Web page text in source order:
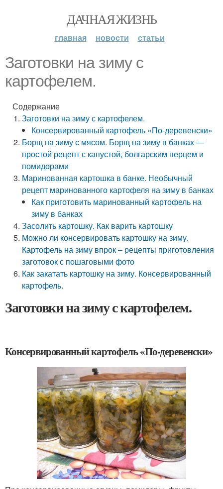
ДАЧНАЯ ЖИЗНЬ
главная новости статьи
Заготовки на зиму с
картофелем.
Содержание
Заготовки на зиму с картофелем.
Консервированный картофель «По-деревенски»
Борщ на зиму с мясом. Борщ на зиму в банках —
простой рецепт с капустой, болгарским перцем и
помидорами
Маринованная картошка в банке. Необычный
рецепт маринованного картофеля на зиму в банках
Как приготовить маринованный картофель на
зиму в банках
Засолить картошку. Как варить картошку
Можно ли консервировать картошку на зиму.
Картофель на зиму впрок – рецепты приготовления
заготовок с пошаговыми фото
Как закатать картошку на зиму. Консервированный
картофель.
Заготовки на зиму с картофелем.
Консервированный картофель «По-деревенски»